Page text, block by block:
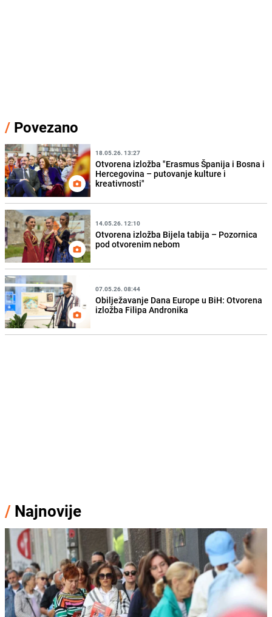
/ Povezano
18.05.26. 13:27
Otvorena izložba "Erasmus Španija i Bosna i
Hercegovina – putovanje kulture i
kreativnosti"
14.05.26. 12:10
Otvorena izložba Bijela tabija – Pozornica
pod otvorenim nebom
07.05.26. 08:44
Obilježavanje Dana Europe u BiH: Otvorena
izložba Filipa Andronika
/ Najnovije